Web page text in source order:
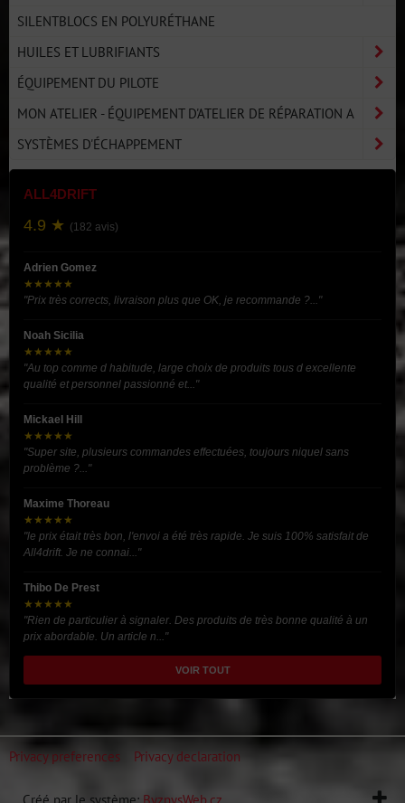
SILENTBLOCS EN POLYURÉTHANE
HUILES ET LUBRIFIANTS
ÉQUIPEMENT DU PILOTE
MON ATELIER - ÉQUIPEMENT D'ATELIER DE RÉPARATION A
SYSTÈMES D'ÉCHAPPEMENT
ALL4DRIFT
4.9 ★ (182 avis)
Adrien Gomez
★★★★★
"Prix très corrects, livraison plus que OK, je recommande ?..."
Noah Sicilia
★★★★★
"Au top comme d habitude, large choix de produits tous d excellente
qualité et personnel passionné et..."
Mickael Hill
★★★★★
"Super site, plusieurs commandes effectuées, toujours niquel sans
problème ?..."
Maxime Thoreau
★★★★★
"le prix était très bon, l'envoi a été très rapide. Je suis 100% satisfait de
All4drift. Je ne connai..."
Thibo De Prest
★★★★★
"Rien de particulier à signaler. Des produits de très bonne qualité à un
prix abordable. Un article n..."
VOIR TOUT
Privacy preferences Privacy declaration
Créé par le système: ByznysWeb.cz